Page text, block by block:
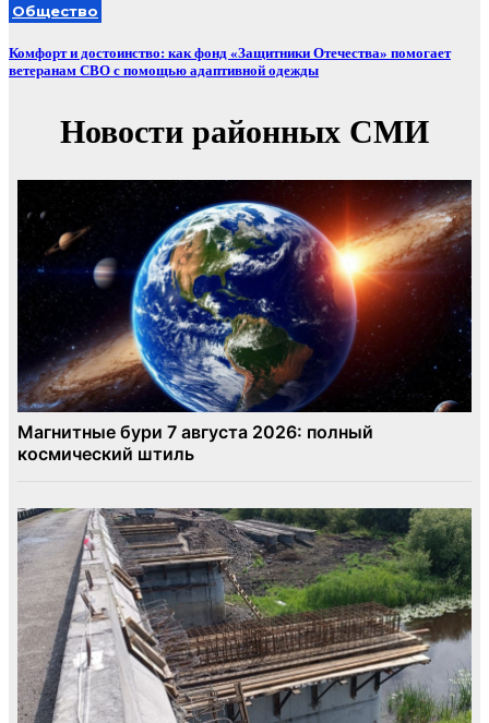
Общество
Комфорт и достоинство: как фонд «Защитники Отечества» помогает
ветеранам СВО с помощью адаптивной одежды